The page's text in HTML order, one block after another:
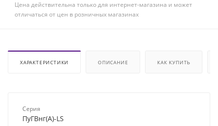
Цена действительна только для интернет-магазина и может
отличаться от цен в розничных магазинах
ХАРАКТЕРИСТИКИ ОПИСАНИЕ КАК КУПИТЬ
Серия
ПуГВнг(А)-LS